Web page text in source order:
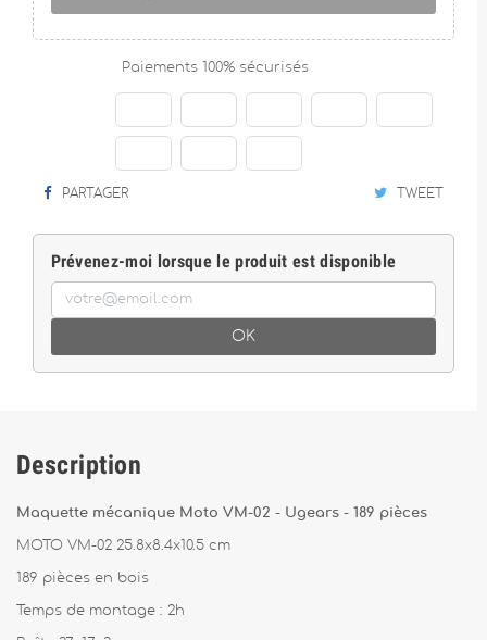
Paiements 100% sécurisés
PARTAGER TWEET
Prévenez-moi lorsque le produit est disponible
OK
Description
Maquette mécanique Moto VM-02 - Ugears - 189 pièces
MOTO VM-02 25.8x8.4x10.5 cm
189 pièces en bois
Temps de montage : 2h